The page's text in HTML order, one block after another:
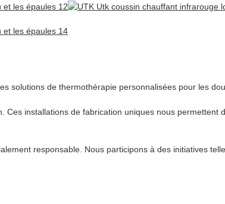
solutions de thermothérapie personnalisées pour les
Ces installations de fabrication uniques nous
responsable. Nous participons à des initiatives